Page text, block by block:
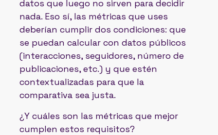
datos que luego no sirven para decidir
nada. Eso sí, las métricas que uses
deberían cumplir dos condiciones: que
se puedan calcular con datos públicos
(interacciones, seguidores, número de
publicaciones, etc.) y que estén
contextualizadas para que la
comparativa sea justa.
¿Y cuáles son las métricas que mejor
cumplen estos requisitos?